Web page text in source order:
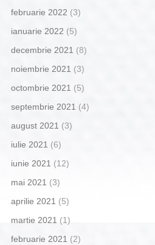
februarie 2022 (3)
ianuarie 2022 (5)
decembrie 2021 (8)
noiembrie 2021 (3)
octombrie 2021 (5)
septembrie 2021 (4)
august 2021 (3)
iulie 2021 (6)
iunie 2021 (12)
mai 2021 (3)
aprilie 2021 (5)
martie 2021 (1)
februarie 2021 (2)